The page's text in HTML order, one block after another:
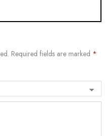
Required fields are marked *